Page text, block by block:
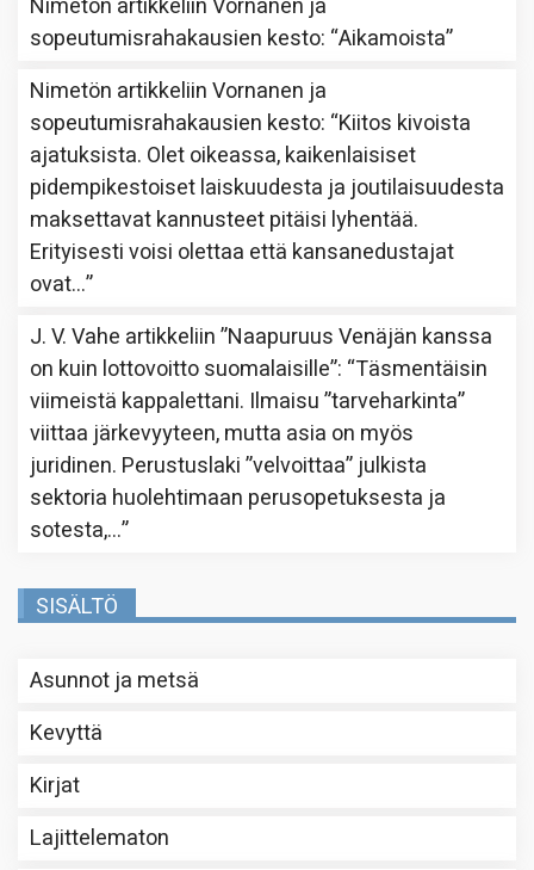
Nimetön artikkeliinVornanen ja
sopeutumisrahakausien kesto: “Aikamoista”
Nimetön artikkeliinVornanen ja
sopeutumisrahakausien kesto: “Kiitos kivoista
ajatuksista. Olet oikeassa, kaikenlaisiset
pidempikestoiset laiskuudesta ja joutilaisuudesta
maksettavat kannusteet pitäisi lyhentää.
Erityisesti voisi olettaa että kansanedustajat
ovat…”
J. V. Vahe artikkeliin”Naapuruus Venäjän kanssa
on kuin lottovoitto suomalaisille”: “Täsmentäisin
viimeistä kappalettani. Ilmaisu ”tarveharkinta”
viittaa järkevyyteen, mutta asia on myös
juridinen. Perustuslaki ”velvoittaa” julkista
sektoria huolehtimaan perusopetuksesta ja
sotesta,…”
SISÄLTÖ
Asunnot ja metsä
Kevyttä
Kirjat
Lajittelematon